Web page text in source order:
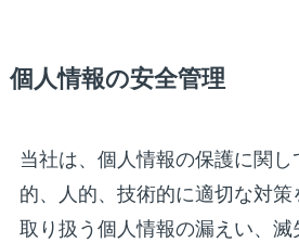
個人情報の安全管理
当社は、個人情報の保護に関
的、人的、技術的に適切な対
取り扱う個人情報の漏えい、滅